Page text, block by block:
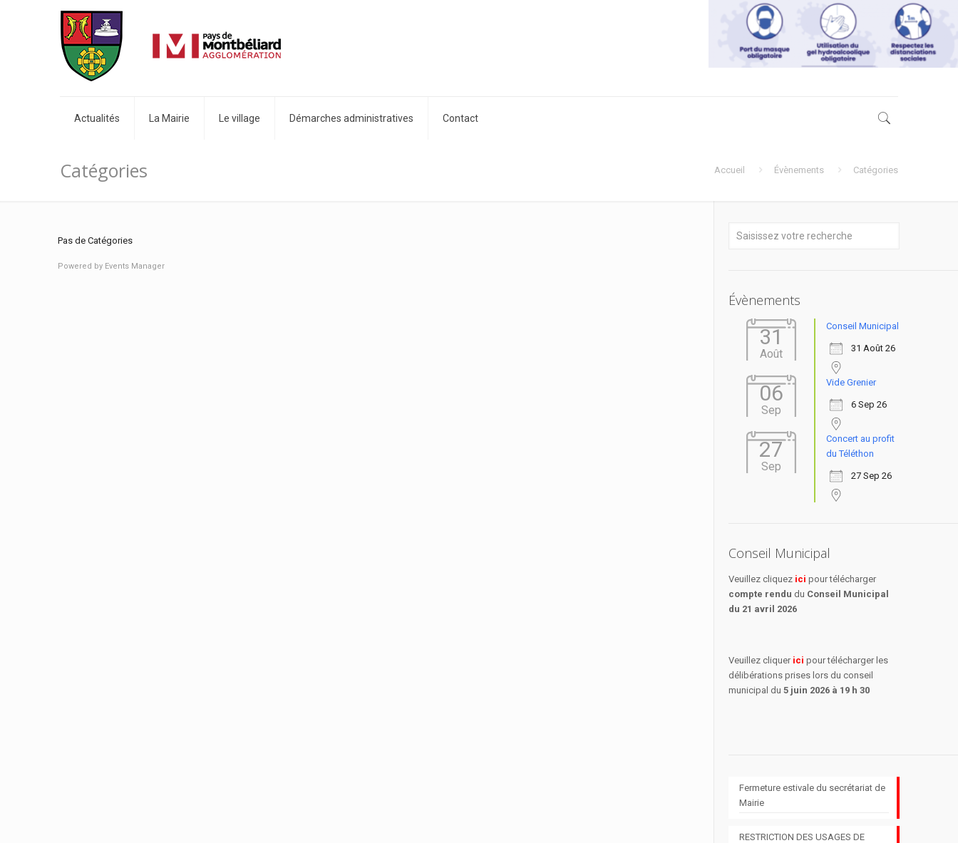
Actualités La Mairie Le village Démarches administratives Contact
Catégories Accueil Évènements Catégories
Pas de Catégories
Powered by Events Manager
Évènements
31
Août
Conseil Municipal
31 Août 26
06
Sep
Vide Grenier
6 Sep 26
27
Sep
Concert au profit
du Téléthon
27 Sep 26
Conseil Municipal
Veuillez cliquez ici pour télécharger
compte rendu du Conseil Municipal
du 21 avril 2026
Veuillez cliquer ici pour télécharger les
délibérations prises lors du conseil
municipal du5 juin 2026 à 19 h 30
Fermeture estivale du secrétariat de
Mairie
RESTRICTION DES USAGES DE